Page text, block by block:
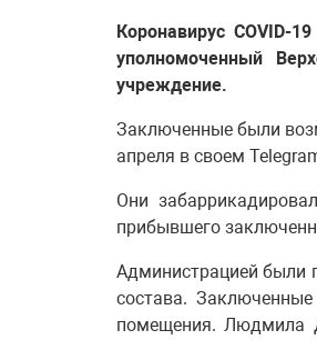
Коронавирус COVID-
уполномоченный
учреждение.
Заключенные были
апреля в своем
Они
прибывшего
Администрацией были
состава.
помещения. Людмила